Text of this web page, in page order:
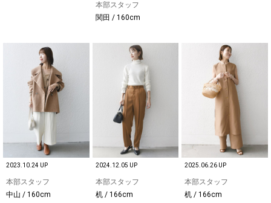
本部スタッフ
関田 / 160cm
2023.10.24 UP
本部スタッフ
中山 / 160cm
2024.12.05 UP
本部スタッフ
机 / 166cm
2025.06.26 UP
本部スタッフ
机 / 166cm